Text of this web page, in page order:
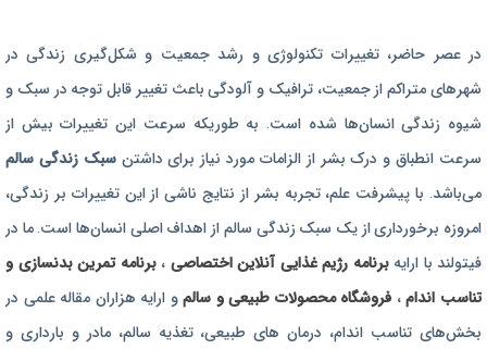
رژیم غذایی بارداری
برنامه رژیم درمانی
برنامه تمرین بدنسازی
برنامه تمرینی
محصولات طبیعی و سالم
در عصر حاضر،‌ تغییرات تکنولوژی و رشد جمعیت و شکل‌گیری زندگی‌ در
شهرهای متراکم از جمعیت، ترافیک و آلودگی باعث تغییر قابل توجه در سبک و
شیوه زندگی انسان‌ها شده است. به طوریکه سرعت این تغییرات بیش از
سرعت انطباق و درک بشر از الزامات مورد نیاز برای داشتنسبک زندگی سالم
می‌باشد. با پیشرفت علم، تجربه بشر از نتایج ناشی از این تغییرات بر زندگی،
امروزه برخورداری از یک سبک زندگی سالم از اهداف اصلی انسان‌ها است. ما در
فیتولند با ارایهبرنامه رژیم غذایی آنلاین اختصاصی ،برنامه تمرین بدنسازی و
تناسب اندام، فروشگاه محصولات طبیعی و سالمو ارایه هزاران مقاله علمی در
بخش‌های تناسب اندام، درمان های طبیعی، تغذیه سالم، مادر و بارداری و